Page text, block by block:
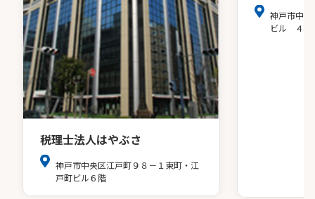
税理士法人はやぶさ
神戸市中央区江戸町９８－１東町・江
戸町ビル６階
神戸市中央
ビル ４階